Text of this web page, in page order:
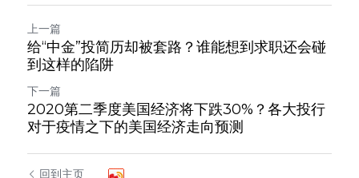
上一篇
给“中金”投简历却被套路？谁能想到求职还会碰
到这样的陷阱
下一篇
2020第二季度美国经济将下跌30%？各大投行
对于疫情之下的美国经济走向预测
回到主页